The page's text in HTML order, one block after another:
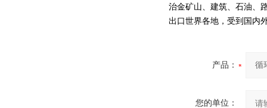
治金矿山、建筑、石油、
出口世界各地，受到国内
产品：
您的单位：